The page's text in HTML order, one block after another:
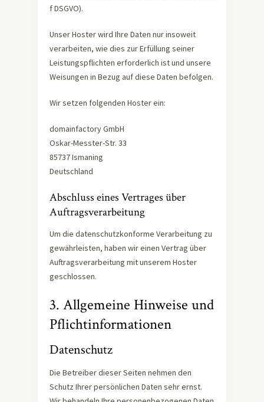
f DSGVO).
Unser Hoster wird Ihre Daten nur insoweit
verarbeiten, wie dies zur Erfüllung seiner
Leistungspflichten erforderlich ist und unsere
Weisungen in Bezug auf diese Daten befolgen.
Wir setzen folgenden Hoster ein:
domainfactory GmbH
Oskar-Messter-Str. 33
85737 Ismaning
Deutschland
Abschluss eines Vertrages über
Auftragsverarbeitung
Um die datenschutzkonforme Verarbeitung zu
gewährleisten, haben wir einen Vertrag über
Auftragsverarbeitung mit unserem Hoster
geschlossen.
3. Allgemeine Hinweise und
Pflicht­informationen
Datenschutz
Die Betreiber dieser Seiten nehmen den
Schutz Ihrer persönlichen Daten sehr ernst.